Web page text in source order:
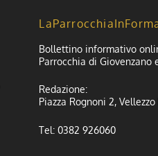
Bollettino informativo
Parrocchia di Giovenzano
Redazione:
Piazza Rognoni 2,
Tel: 0382 926060